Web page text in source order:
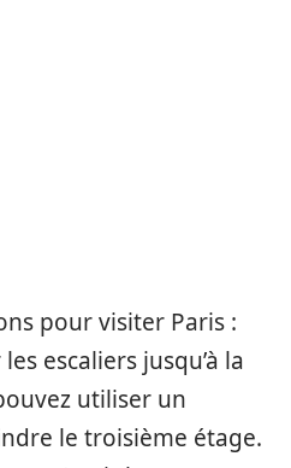
pour visiter Paris :
escaliers jusqu’à la
utiliser un
le troisième étage.